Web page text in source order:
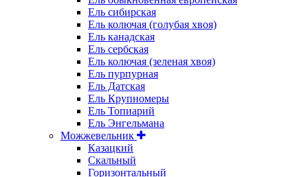
Ель сибирская
Ель колючая (голубая хвоя)
Ель канадская
Ель сербская
Ель колючая (зеленая хвоя)
Ель пурпурная
Ель Датская
Ель Крупномеры
Ель Топиарий
Ель Энгельмана
Можжевельник
Казацкий
Скальный
Горизонтальный